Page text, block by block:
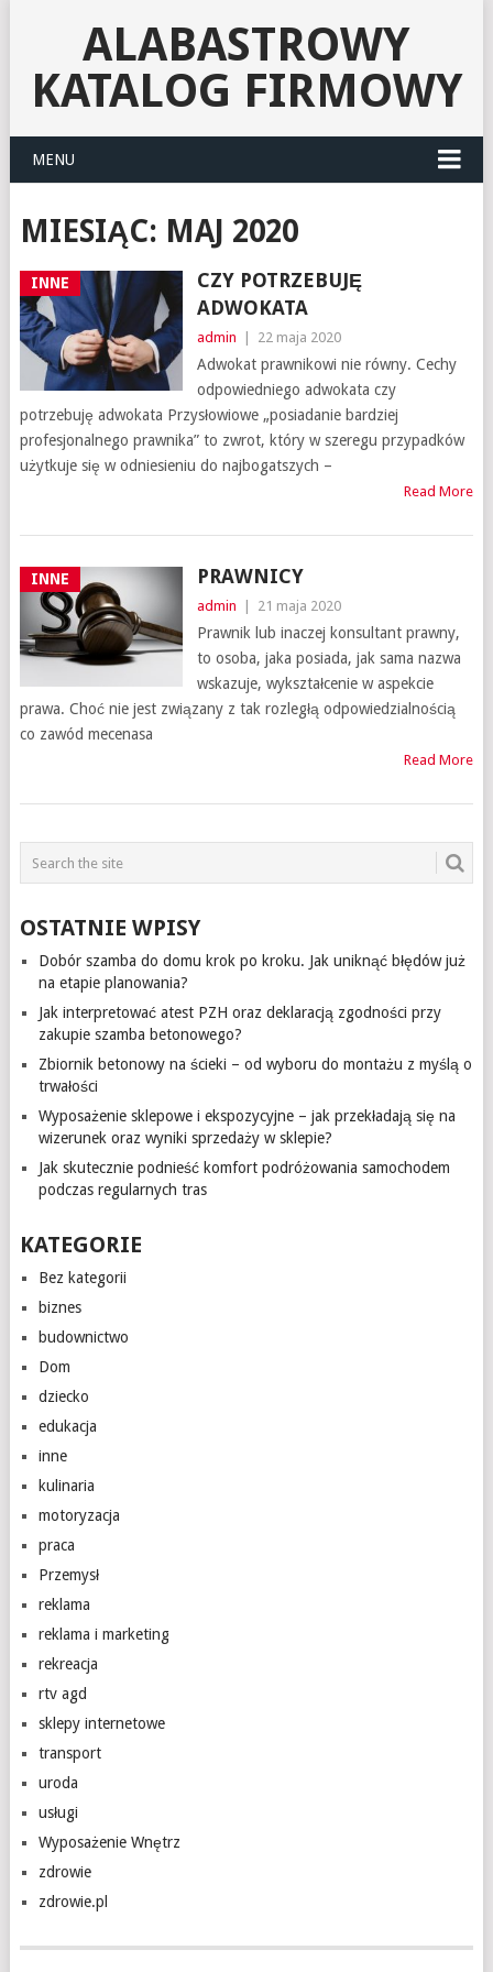
ALABASTROWY
KATALOG FIRMOWY
MENU
MIESIĄC: MAJ 2020
INNE
CZY POTRZEBUJĘ
ADWOKATA
admin 22 maja 2020
Adwokat prawnikowi nie równy. Cechy
odpowiedniego adwokata czy
potrzebuję adwokata Przysłowiowe „posiadanie bardziej
profesjonalnego prawnika” to zwrot, który w szeregu przypadków
użytkuje się w odniesieniu do najbogatszych –
Read More
INNE PRAWNICY
admin 21 maja 2020
Prawnik lub inaczej konsultant prawny,
to osoba, jaka posiada, jak sama nazwa
wskazuje, wykształcenie w aspekcie
prawa. Choć nie jest związany z tak rozległą odpowiedzialnością
co zawód mecenasa
Read More
OSTATNIE WPISY
Dobór szamba do domu krok po kroku. Jak uniknąć błędów już
na etapie planowania?
Jak interpretować atest PZH oraz deklaracją zgodności przy
zakupie szamba betonowego?
Zbiornik betonowy na ścieki – od wyboru do montażu z myślą o
trwałości
Wyposażenie sklepowe i ekspozycyjne – jak przekładają się na
wizerunek oraz wyniki sprzedaży w sklepie?
Jak skutecznie podnieść komfort podróżowania samochodem
podczas regularnych tras
KATEGORIE
Bez kategorii
biznes
budownictwo
Dom
dziecko
edukacja
inne
kulinaria
motoryzacja
praca
Przemysł
reklama
reklama i marketing
rekreacja
rtv agd
sklepy internetowe
transport
uroda
usługi
Wyposażenie Wnętrz
zdrowie
zdrowie.pl